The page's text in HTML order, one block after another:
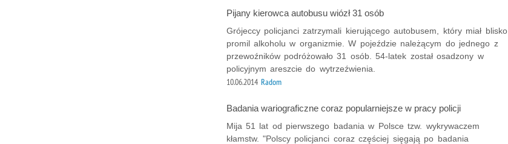
Pijany kierowca autobusu wiózł 31 osób
Grójeccy policjanci zatrzymali kierującego autobusem, który miał blisko
promil alkoholu w organizmie. W pojeździe należącym do jednego z
przewoźników podróżowało 31 osób. 54-latek został osadzony w
policyjnym areszcie do wytrzeźwienia.
10.06.2014 Radom
Badania wariograficzne coraz popularniejsze w pracy policji
Mija 51 lat od pierwszego badania w Polsce tzw. wykrywaczem
kłamstw. "Polscy policjanci coraz częściej sięgają po badania